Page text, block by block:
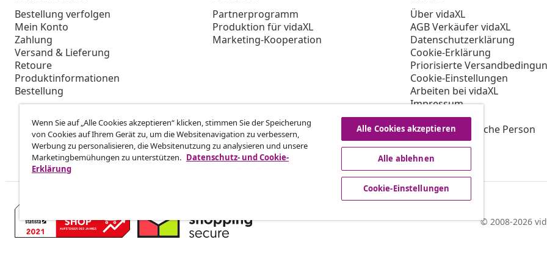
Bestellung verfolgen
Mein Konto
Zahlung
Versand & Lieferung
Retoure
Produktinformationen
Bestellung
Partnerprogramm
Produktion für vidaXL
Marketing-Kooperation
Über vidaXL
AGB Verkäufer vidaXL
Datenschutzerklärung
Cookie-Erklärung
Priorisierte
Cookie-Einstellungen
Arbeiten bei vidaXL
Impressum
Sicherheit
EU Verantwortliche Person
EPR-Richtlinie
Barrierefreiheit
© 2008-2026
Wenn Sie auf „Alle Cookies akzeptieren“ klicken, stimmen Sie der Speicherung
von Cookies auf Ihrem Gerät zu, um die Websitenavigation zu verbessern,
Werbung zu personalisieren, die Websitenutzung zu analysieren und unsere
Marketingbemühungen zu unterstützen. Datenschutz- und Cookie-
Erklärung
Alle Cookies akzeptieren
Alle ablehnen
Cookie-Einstellungen